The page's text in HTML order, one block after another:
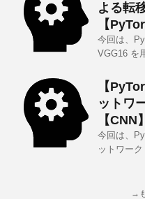
よる転
【
今回は、
VGG16 を
【
ットワ
【CNN】
今回は、
ットワーク
→